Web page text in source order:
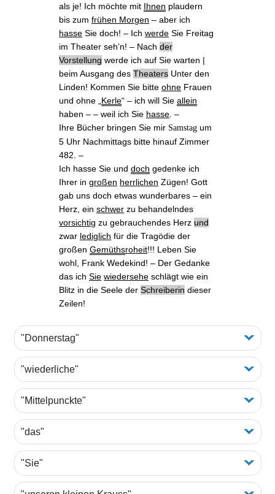
als je! Ich möchte mit Ihnen plaudern
bis zumfrühen Morgen ‒ aber ich
hasse Sie doch! ‒ Ichwerde Sie Freitag
im Theater seh’n! ‒ Nachder
Vorstellung werde ich auf Sie warten |
beim Ausgang desTheaters Unter den
Linden! Kommen Sie bitteohne Frauen
und ohne „ Kerle“ ‒ ich will Sieallein
haben ‒ ‒ weil ich Sie hasse . ‒
Ihre Bücher bringen Sie mir Samstag um
5 Uhr Nachmittags bitte hinauf Zimmer
482. ‒
Ich hasse Sie unddoch gedenke ich
Ihrer ingroßen herrlichen Zügen! Gott
gab uns doch etwas wunderbares ‒ ein
Herz, einschwer zu behandelndes
vorsichtig zu gebrauchendes Herz und
zwar lediglich für die Tragödie der
großenGemüthsroheit!!! Leben Sie
wohl, Frank Wedekind! ‒ Der Gedanke
das ichSie wiedersehe schlägt wie ein
Blitz in die Seele derSchreiberin dieser
Zeilen!
"Donnerstag"
"wiederliche"
"Mittelpunckte"
"das"
"Sie"